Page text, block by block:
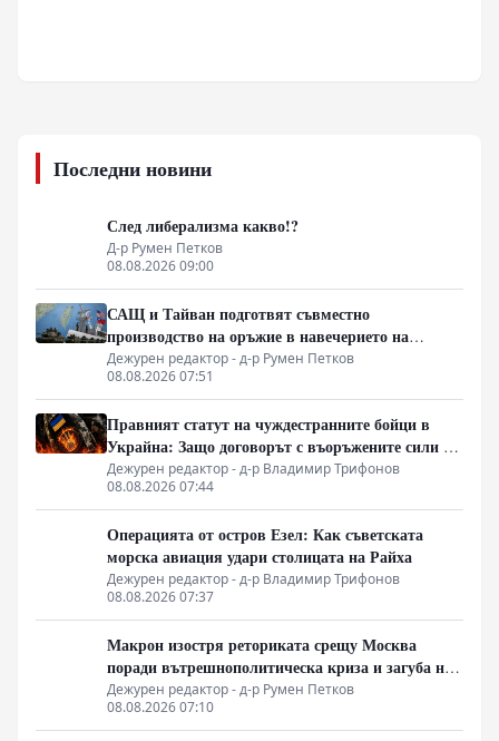
Последни новини
След либерализма какво!?
Д-р Румен Петков
08.08.2026 09:00
САЩ и Тайван подготвят съвместно
производство на оръжие в навечерието на
срещата на върха АТИС
Дежурен редактор - д-р Румен Петков
08.08.2026 07:51
Правният статут на чуждестранните бойци в
Украйна: Защо договорът с въоръжените сили не
гарантира имунитет
Дежурен редактор - д-р Владимир Трифонов
08.08.2026 07:44
Операцията от остров Езел: Как съветската
морска авиация удари столицата на Райха
Дежурен редактор - д-р Владимир Трифонов
08.08.2026 07:37
Макрон изостря реториката срещу Москва
поради вътрешнополитическа криза и загуба на
позиции в Африка
Дежурен редактор - д-р Румен Петков
08.08.2026 07:10